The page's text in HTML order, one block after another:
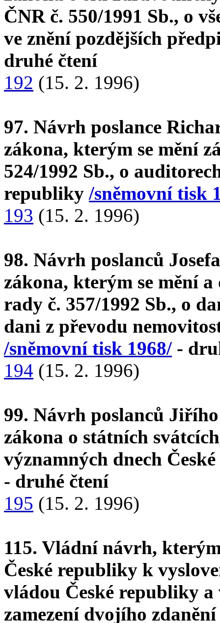
ČNR č. 550/1991 Sb., o
ve znění pozdějších
druhé čtení
192 (15. 2. 1996)
97. Návrh poslance
zákona, kterým se mění
524/1992 Sb., o
republiky /sněmovní tisk
193 (15. 2. 1996)
98. Návrh poslanců
zákona, kterým se mění
rady č. 357/1992 Sb., o
dani z převodu
/sněmovní tisk 1968/ -
194 (15. 2. 1996)
99. Návrh poslanců
zákona o státních
významných dnech
- druhé čtení
195 (15. 2. 1996)
115. Vládní návrh,
České republiky k
vládou České republiky a
zamezení dvojího